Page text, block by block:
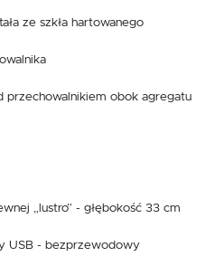
ze szkła hartowanego
przechowalnikiem obok agregatu
„lustro” - głębokość 33 cm
USB - bezprzewodowy